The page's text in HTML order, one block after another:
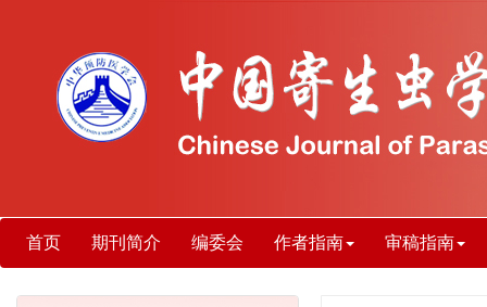
首页 期刊简介 编委会 作者指南 审稿指南